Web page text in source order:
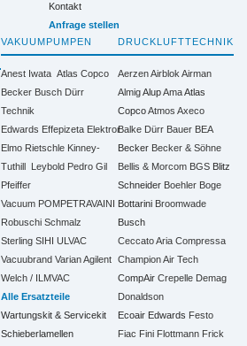
Kontakt
Anfrage stellen
VAKUUMPUMPEN
Anest Iwata Atlas Copco
Becker Busch Dürr
Technik
Edwards Effepizeta Elektror
Elmo Rietschle Kinney-
Tuthill
Leybold Pedro Gil
Pfeiffer
Vacuum POMPETRAVAINI
Robuschi Schmalz
Sterling SIHI
ULVAC
Vacuubrand Varian Agilent
Welch / ILMVAC
Alle Ersatzteile
Wartungskit & Servicekit
Schieberlamellen
DRUCKLUFTTECHNIK
AerzenAirblok Airman
Almig Alup Ama Atlas
Copco Atmos Axeco
Balke Dürr Bauer BEA
Becker Becker & Söhne
Bellis & Morcom BGS Blitz
Schneider Boehler Boge
Bottarini Broomwade
Busch
Ceccato Aria Compressa
Champion Air Tech
CompAir Crepelle Demag
Donaldson
Ecoair Edwards Festo
Fiac Fini Flottmann Frick